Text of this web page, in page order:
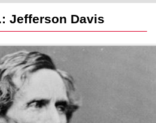
Jefferson Davis